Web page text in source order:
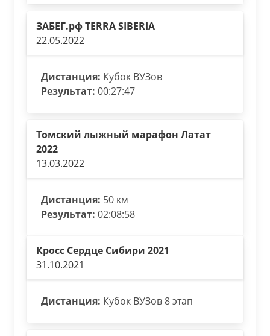
ЗАБЕГ.рф TERRA SIBERIA
22.05.2022
Дистанция: Кубок ВУЗов
Результат: 00:27:47
Томский лыжный марафон Латат
2022
13.03.2022
Дистанция: 50 км
Результат: 02:08:58
Кросс Сердце Сибири 2021
31.10.2021
Дистанция: Кубок ВУЗов 8 этап